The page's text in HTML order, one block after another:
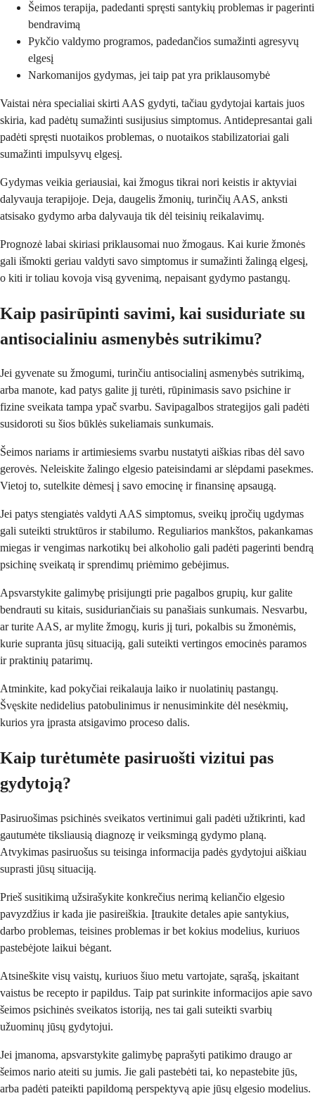
Šeimos terapija, padedanti spręsti santykių problemas ir pagerinti
bendravimą
Pykčio valdymo programos, padedančios sumažinti agresyvų
elgesį
Narkomanijos gydymas, jei taip pat yra priklausomybė
Vaistai nėra specialiai skirti AAS gydyti, tačiau gydytojai kartais juos
skiria, kad padėtų sumažinti susijusius simptomus. Antidepresantai gali
padėti spręsti nuotaikos problemas, o nuotaikos stabilizatoriai gali
sumažinti impulsyvų elgesį.
Gydymas veikia geriausiai, kai žmogus tikrai nori keistis ir aktyviai
dalyvauja terapijoje. Deja, daugelis žmonių, turinčių AAS, anksti
atsisako gydymo arba dalyvauja tik dėl teisinių reikalavimų.
Prognozė labai skiriasi priklausomai nuo žmogaus. Kai kurie žmonės
gali išmokti geriau valdyti savo simptomus ir sumažinti žalingą elgesį,
o kiti ir toliau kovoja visą gyvenimą, nepaisant gydymo pastangų.
Kaip pasirūpinti savimi, kai susiduriate su
antisocialiniu asmenybės sutrikimu?
Jei gyvenate su žmogumi, turinčiu antisocialinį asmenybės sutrikimą,
arba manote, kad patys galite jį turėti, rūpinimasis savo psichine ir
fizine sveikata tampa ypač svarbu. Savipagalbos strategijos gali padėti
susidoroti su šios būklės sukeliamais sunkumais.
Šeimos nariams ir artimiesiems svarbu nustatyti aiškias ribas dėl savo
gerovės. Neleiskite žalingo elgesio pateisindami ar slėpdami pasekmes.
Vietoj to, sutelkite dėmesį į savo emocinę ir finansinę apsaugą.
Jei patys stengiatės valdyti AAS simptomus, sveikų įpročių ugdymas
gali suteikti struktūros ir stabilumo. Reguliarios mankštos, pakankamas
miegas ir vengimas narkotikų bei alkoholio gali padėti pagerinti bendrą
psichinę sveikatą ir sprendimų priėmimo gebėjimus.
Apsvarstykite galimybę prisijungti prie pagalbos grupių, kur galite
bendrauti su kitais, susiduriančiais su panašiais sunkumais. Nesvarbu,
ar turite AAS, ar mylite žmogų, kuris jį turi, pokalbis su žmonėmis,
kurie supranta jūsų situaciją, gali suteikti vertingos emocinės paramos
ir praktinių patarimų.
Atminkite, kad pokyčiai reikalauja laiko ir nuolatinių pastangų.
Švęskite nedidelius patobulinimus ir nenusiminkite dėl nesėkmių,
kurios yra įprasta atsigavimo proceso dalis.
Kaip turėtumėte pasiruošti vizitui pas
gydytoją?
Pasiruošimas psichinės sveikatos vertinimui gali padėti užtikrinti, kad
gautumėte tiksliausią diagnozę ir veiksmingą gydymo planą.
Atvykimas pasiruošus su teisinga informacija padės gydytojui aiškiau
suprasti jūsų situaciją.
Prieš susitikimą užsirašykite konkrečius nerimą keliančio elgesio
pavyzdžius ir kada jie pasireiškia. Įtraukite detales apie santykius,
darbo problemas, teisines problemas ir bet kokius modelius, kuriuos
pastebėjote laikui bėgant.
Atsineškite visų vaistų, kuriuos šiuo metu vartojate, sąrašą, įskaitant
vaistus be recepto ir papildus. Taip pat surinkite informacijos apie savo
šeimos psichinės sveikatos istoriją, nes tai gali suteikti svarbių
užuominų jūsų gydytojui.
Jei įmanoma, apsvarstykite galimybę paprašyti patikimo draugo ar
šeimos nario ateiti su jumis. Jie gali pastebėti tai, ko nepastebite jūs,
arba padėti pateikti papildomą perspektyvą apie jūsų elgesio modelius.